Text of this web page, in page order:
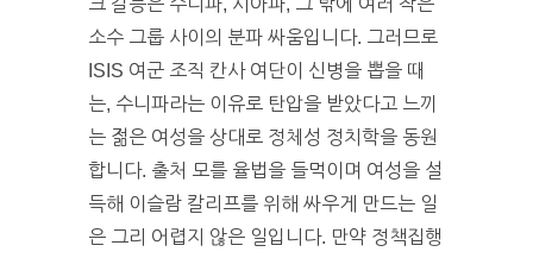
소수 그룹 사이의 분파 싸움입니다. 그러므로
ISIS 여군 조직 칸사 여단이 신병을 뽑을 때
는, 수니파라는 이유로 탄압을 받았다고 느끼
는 젊은 여성을 상대로 정체성 정치학을 동원
합니다. 출처 모를 율법을 들먹이며 여성을 설
득해 이슬람 칼리프를 위해 싸우게 만드는 일
은 그리 어렵지 않은 일입니다. 만약 정책집행